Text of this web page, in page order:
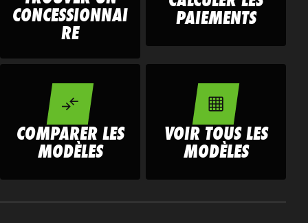
CONCESSIONNAI
RE
PAIEMENTS
COMPARER LES
MODÈLES
VOIR TOUS LES
MODÈLES